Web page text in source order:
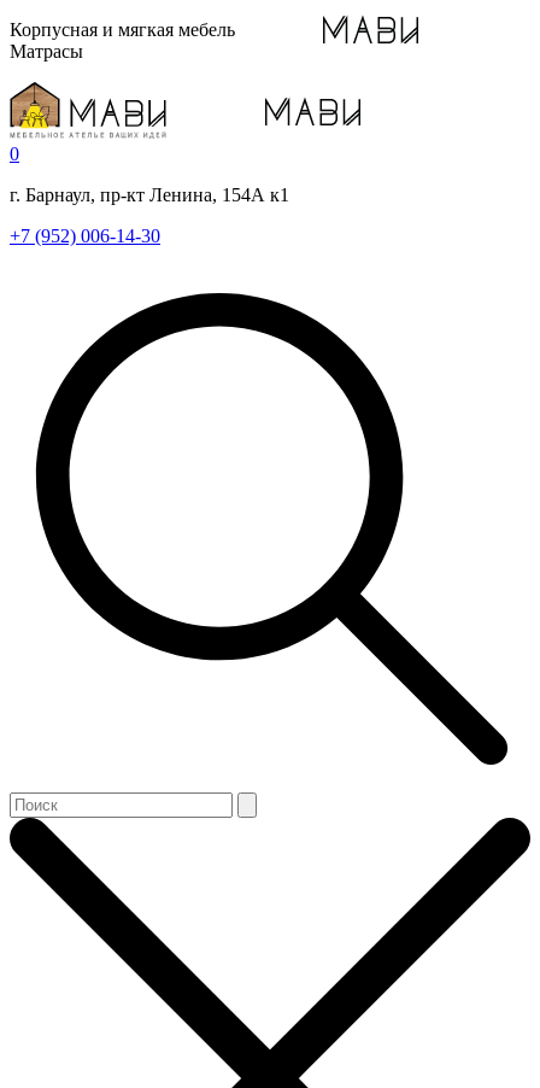
Корпусная и мягкая мебель
Матрасы
0
г. Барнаул, пр-кт Ленина, 154А к1
+7 (952) 006-14-30